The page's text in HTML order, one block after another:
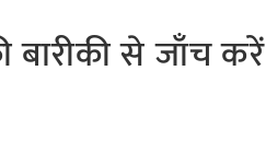
बारीकी से जाँच करें